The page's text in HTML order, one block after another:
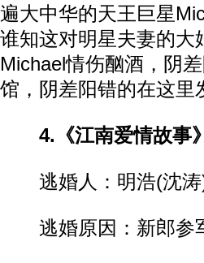
遍大中华的天王巨星
谁知这对明星夫妻的大
Michael情伤酗酒，阴
馆，阴差阳错的在这里
4.《江南爱情故事》
逃婚人：明浩(沈涛
逃婚原因：新郎参